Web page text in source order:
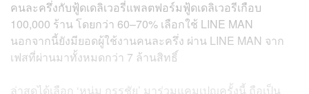
คนละครึ่งกับฟู้ดเดลิเวอรี่แพลตฟอร์มฟู้ดเดลิเวอรีเกือบ
100,000 ร้าน โดยกว่า 60–70% เลือกใช้ LINE MAN
นอกจากนี้ยังมียอดผู้ใช้งานคนละครึ่ง ผ่าน LINE MAN จาก
เฟสที่ผ่านมาทั้งหมดกว่า 7 ล้านสิทธิ์
ล่าสุดได้เลือก ‘หนุ่ม กรรชัย’ มาร่วมแคมเปญครั้งนี้ ถือเป็น